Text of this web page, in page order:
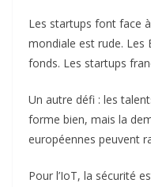
Les startups font face
mondiale est rude. Les
fonds. Les startups
Un autre défi : les
forme bien, mais la
européennes peuvent
Pour l’IoT, la sécurité